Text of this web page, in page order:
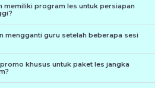
memiliki program les untuk persiapan
mengganti guru setelah beberapa sesi
khusus untuk paket les jangka